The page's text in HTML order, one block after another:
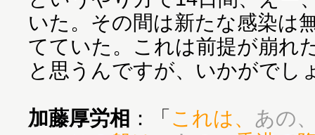
いた。その間は新たな感染は
てていた。これは前提が崩れ
と思うんですが、いかがでし
加藤厚労相 ：「これは、 あの